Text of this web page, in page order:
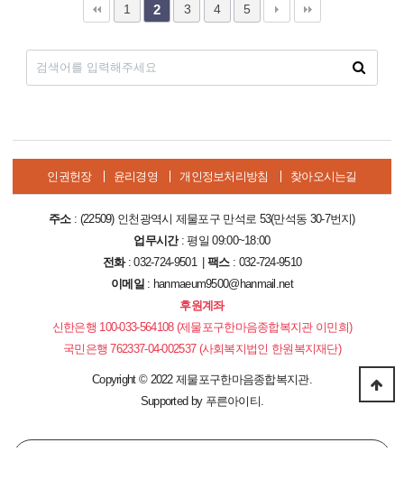
1 2 3 4 5
인권헌장 윤리경영 개인정보처리방침 찾아오시는길
주소: (22509) 인천광역시 제물포구 만석로 53(만석동 30-7번지)
업무시간: 평일 09:00~18:00
전화: 032-724-9501 |팩스: 032-724-9510
이메일 : hanmaeum9500@hanmail.net
후원계좌
신한은행 100-033-564108 (제물포구한마음종합복지관 이민희)
국민은행 762337-04-002537 (사회복지법인 한원복지재단)
Copyright ©2022 제물포구한마음종합복지관.
Supported by 푸른아이티.